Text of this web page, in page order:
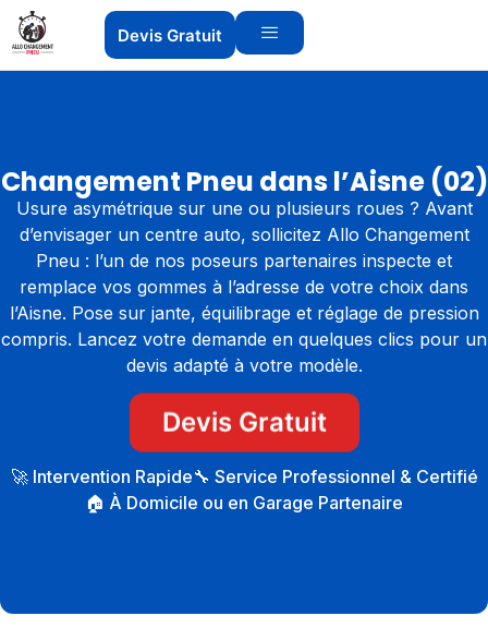
Devis Gratuit
Changement Pneu dans l’Aisne (02)
Usure asymétrique sur une ou plusieurs roues ? Avant
d’envisager un centre auto, sollicitez Allo Changement
Pneu : l’un de nos poseurs partenaires inspecte et
remplace vos gommes à l’adresse de votre choix dans
l’Aisne. Pose sur jante, équilibrage et réglage de pression
compris. Lancez votre demande en quelques clics pour un
devis adapté à votre modèle.
Devis Gratuit
🚀 Intervention Rapide🔧 Service Professionnel & Certifié
🏠 À Domicile ou en Garage Partenaire